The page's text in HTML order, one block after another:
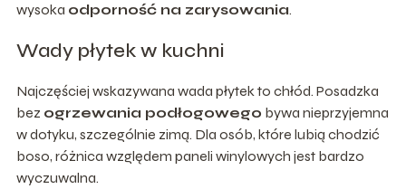
wysoka odporność na zarysowania.
Wady płytek w kuchni
Najczęściej wskazywana wada płytek to chłód. Posadzka
bez ogrzewania podłogowego bywa nieprzyjemna
w dotyku, szczególnie zimą. Dla osób, które lubią chodzić
boso, różnica względem paneli winylowych jest bardzo
wyczuwalna.